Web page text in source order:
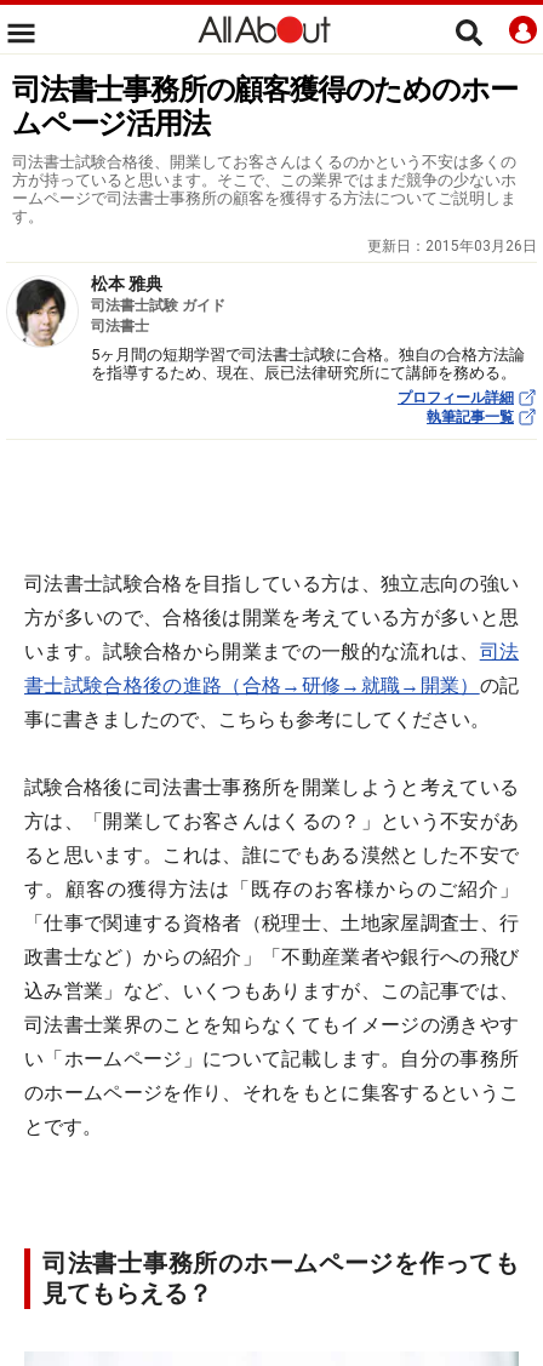
司法書士事務所の顧客獲得のためのホー
ムページ活用法
司法書士試験合格後、開業してお客さんはくるのかという不安は多くの
方が持っていると思います。そこで、この業界ではまだ競争の少ないホ
ームページで司法書士事務所の顧客を獲得する方法についてご説明しま
す。
更新日： 2015年03月26日
松本 雅典
司法書士試験 ガイド
司法書士
5ヶ月間の短期学習で司法書士試験に合格。独自の合格方法論
を指導するため、現在、辰已法律研究所にて講師を務める。
プロフィール詳細
執筆記事一覧
司法書士試験合格を目指している方は、独立志向の強い
方が多いので、合格後は開業を考えている方が多いと思
います。試験合格から開業までの一般的な流れは、 司法
書士試験合格後の進路（合格→研修→就職→開業） の記
事に書きましたので、こちらも参考にしてください。
試験合格後に司法書士事務所を開業しようと考えている
方は、「開業してお客さんはくるの？」という不安があ
ると思います。これは、誰にでもある漠然とした不安で
す。顧客の獲得方法は「既存のお客様からのご紹介」
「仕事で関連する資格者（税理士、土地家屋調査士、行
政書士など）からの紹介」「不動産業者や銀行への飛び
込み営業」など、いくつもありますが、この記事では、
司法書士業界のことを知らなくてもイメージの湧きやす
い「ホームページ」について記載します。自分の事務所
のホームページを作り、それをもとに集客するというこ
とです。
司法書士事務所のホームページを作っても
見てもらえる？